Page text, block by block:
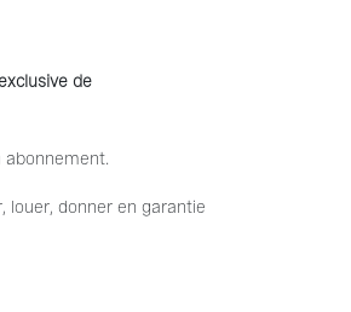
de
abonnement.
louer, donner en garantie